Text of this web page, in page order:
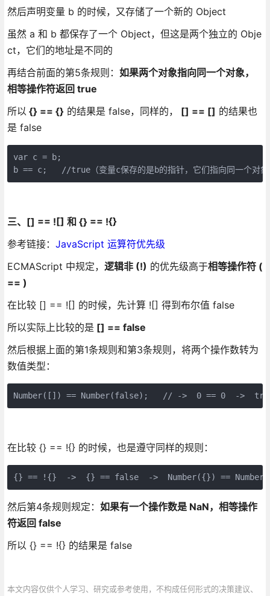
然后声明变量 b 的时候，又存储了一个新的 Object
虽然 a 和 b 都保存了一个 Object，但这是两个独立的 Obje
ct，它们的地址是不同的
再结合前面的第5条规则： 如果两个对象指向同一个对象，
相等操作符返回 true
所以 {} == {} 的结果是 false，同样的， [] == [] 的结果也
是 false
var c = b;
b == c;   //true（变量c保存的是b的指针，它们指向同一个对象
三、[] == ![] 和 {} == !{}
参考链接： JavaScript 运算符优先级
ECMAScript 中规定， 逻辑非 (!) 的优先级高于相等操作符 (
== )
在比较 [] == ![] 的时候，先计算 ![] 得到布尔值 false
所以实际上比较的是 [] == false
然后根据上面的第1条规则和第3条规则，将两个操作数转为
数值类型：
Number([]) == Number(false);   // ->  0 == 0  ->
在比较 {} == !{} 的时候，也是遵守同样的规则：
{} == !{}  ->  {} == false  ->  Number({}) ==
然后第4条规则规定： 如果有一个操作数是 NaN，相等操作
符返回 false
所以 {} == !{} 的结果是 false
本文内容仅供个人学习、研究或参考使用，不构成任何形式的决策建议、